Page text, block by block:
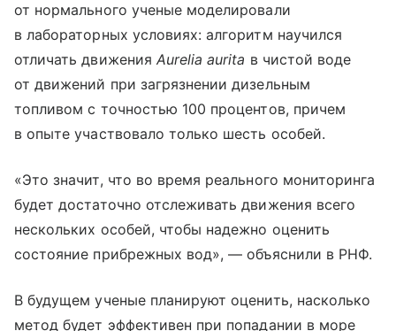
от нормального ученые моделировали
в лабораторных условиях: алгоритм научился
отличать движения Aurelia aurita в чистой воде
от движений при загрязнении дизельным
топливом с точностью 100 процентов, причем
в опыте участвовало только шесть особей.
«Это значит, что во время реального мониторинга
будет достаточно отслеживать движения всего
нескольких особей, чтобы надежно оценить
состояние прибрежных вод», — объяснили в РНФ.
В будущем ученые планируют оценить, насколько
метод будет эффективен при попадании в море